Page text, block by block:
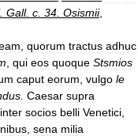
. Gall. c 34 Osismii,
quorum tractus adhuc
qui eos quoque Stsmios
caput eorum vulgo le
Caesar supra
inter socios belli Venetici
sena milia